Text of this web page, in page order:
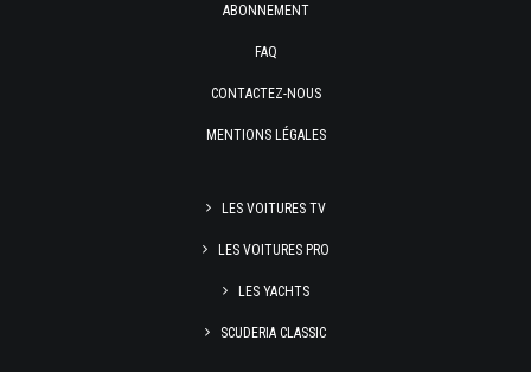
ABONNEMENT
FAQ
CONTACTEZ-NOUS
MENTIONS LÉGALES
LES VOITURES TV
LES VOITURES PRO
LES YACHTS
SCUDERIA CLASSIC